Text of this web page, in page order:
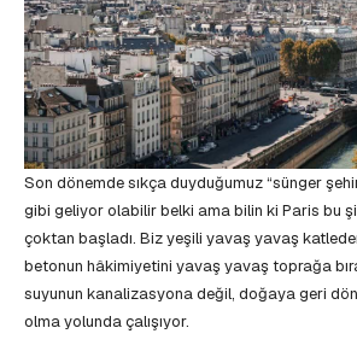
Son dönemde sıkça duyduğumuz “sünger
gibi geliyor olabilir belki ama bilin ki Paris bu
çoktan başladı. Biz yeşili yavaş yavaş
betonun hâkimiyetini yavaş yavaş toprağa
suyunun kanalizasyona değil, doğaya geri
olma yolunda çalışıyor.